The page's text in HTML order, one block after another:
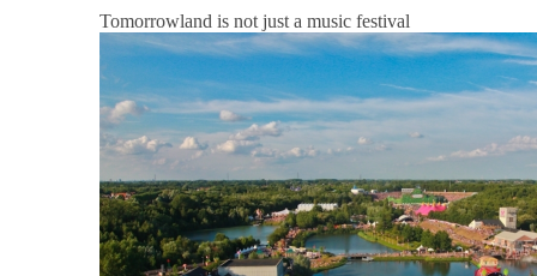
Tomorrowland is not just a music festival